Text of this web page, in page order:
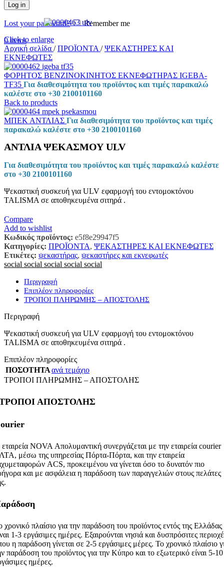
Log in
Lost your password?
Remember me
0items
Click to enlarge
Αρχική σελίδα / ΠΡΟΪΟΝΤΑ / ΨΕΚΑΣΤΗΡΕΣ ΚΑΙ
ΕΚΝΕΦΩΤΕΣ
ΦΟΡΗΤΟΣ ΒΕΝΖΙΝΟΚΙΝΗΤΟΣ ΕΚΝΕΦΩΤΗΡΑΣ IGEBA-
TF35 Για διαθεσιμότητα του προϊόντος και τιμές παρακαλώ
καλέστε στο +30 2100101160
Back to products
ΜΠΕΚ ΑΝΤΛΙΑΣ Για διαθεσιμότητα του προϊόντος και τιμές
παρακαλώ καλέστε στο +30 2100101160
ΑΝΤΛΙΑ ΨΕΚΑΣΜΟΥ ULV
Για διαθεσιμότητα του προϊόντος και τιμές παρακαλώ καλέστε
στο +30 2100101160
Ψεκαστική συσκευή για ULV εφαρμογή του εντομοκτόνου
TALISMA σε αποθηκευμένα σιτηρά .
Compare
Add to wishlist
Κωδικός προϊόντος: e5f8e29947f5
Κατηγορίες: ΠΡΟΪΟΝΤΑ, ΨΕΚΑΣΤΗΡΕΣ ΚΑΙ ΕΚΝΕΦΩΤΕΣ
Ετικέτες: ψεκαστήρας, ψεκαστήρες και εκνεφωτές
social social social social social
Περιγραφή
Επιπλέον πληροφορίες
ΤΡΟΠΟΙ ΠΛΗΡΩΜΗΣ – ΑΠΟΣΤΟΛΗΣ
Περιγραφή
Ψεκαστική συσκευή για ULV εφαρμογή του εντομοκτόνου
TALISMA σε αποθηκευμένα σιτηρά .
Επιπλέον πληροφορίες
ΠΟΣΟΤΗΤΑανά τεμάχιο
ΤΡΟΠΟΙ ΠΛΗΡΩΜΗΣ – ΑΠΟΣΤΟΛΗΣ
ΑΠΟΣΤΟΛΗΣ
NOVA Απολυμαντική συνεργάζεται με την εταιρεία courier
μέσω της υπηρεσίας Πόρτα-Πόρτα, και την εταιρεία
ACS, προκειμένου να γίνεται όσο το δυνατόν πιο
και με ασφάλεια η παράδοση των παραγγελιών στους πελάτες
χρονικό πλαίσιο για την παράδοση του προϊόντος εντός της Ελλάδας
1-3 εργάσιμες ημέρες. Εξαιρούνται νησιά και δυσπρόσιτες
η παράδοση γίνεται σε 2-5 εργάσιμες μέρες. Το χρονικό πλαίσιο
παράδοση του προϊόντος για την Κύπρο και το εξωτερικό είναι 5-10
ημέρες.